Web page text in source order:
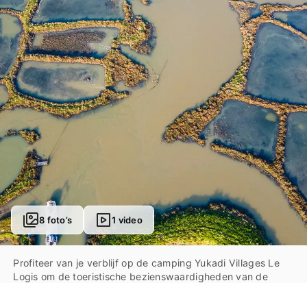
8 foto’s 1 video
Profiteer van je verblijf op de camping Yukadi Villages Le
Logis om de toeristische bezienswaardigheden van de